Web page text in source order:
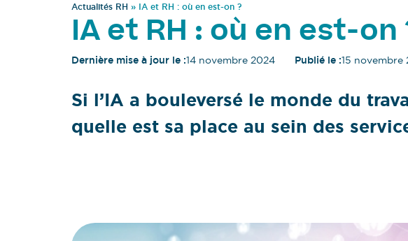
Actualités RH » IA et RH : où en est-on ?
IA et RH : où en est-on
Dernière mise à jour le :14 novembre 2024 Publié le :15 novembre
Si l’IA a bouleversé le monde du
quelle est sa place au sein des